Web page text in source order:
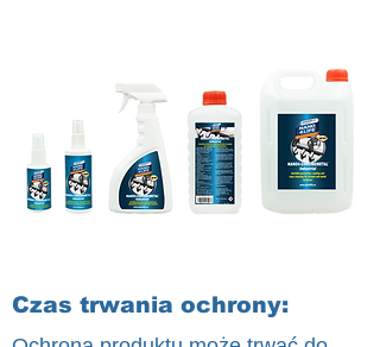
Czas trwania ochrony: